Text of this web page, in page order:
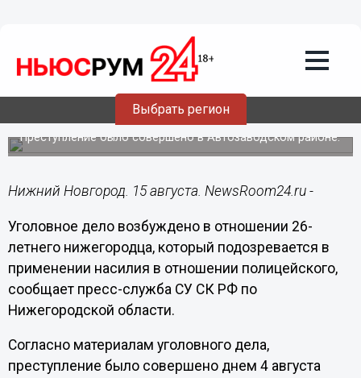
Выбрать регион
15.08.201911:58
Наркокурьер сломал полицейскому
колено в Нижнем Новгороде
Преступление было совершено в Автозаводском районе.
Нижний Новгород. 15 августа. NewsRoom24.ru -
Уголовное дело возбуждено в отношении 26-
летнего нижегородца, который подозревается в
применении насилия в отношении полицейского,
сообщает пресс-служба СУ СК РФ по
Нижегородской области.
Согласно материалам уголовного дела,
преступление было совершено днем 4 августа